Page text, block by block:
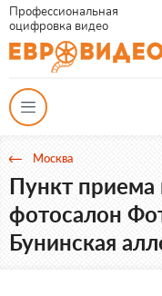
Профессиональная
оцифровка видео
Москва
Пункт приема
фотосалон
Бунинская